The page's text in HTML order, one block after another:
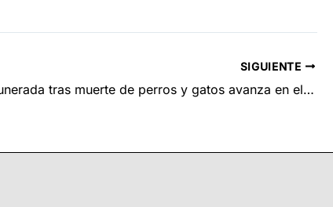
SIGUIENTE
Licencia remunerada tras muerte de perros y gatos avanza en el Congreso